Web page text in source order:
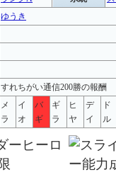
ゆうき
すれちがい通信200勝の報酬
メ
ラ
イ
オ
バ
ギ
ギ
ラ
ヒ
ヤ
デ
イ
ド
ル